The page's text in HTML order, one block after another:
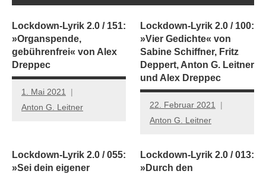
Lockdown-Lyrik 2.0 / 151:
»Organspende,
gebührenfrei« von Alex
Dreppec
1. Mai 2021
Anton G. Leitner
Lockdown-Lyrik 2.0 / 100:
»Vier Gedichte« von
Sabine Schiffner, Fritz
Deppert, Anton G. Leitner
und Alex Dreppec
22. Februar 2021
Anton G. Leitner
Lockdown-Lyrik 2.0 / 055:
»Sei dein eigener
Lockdown-Lyrik 2.0 / 013:
»Durch den